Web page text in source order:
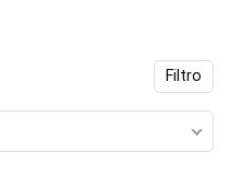
Filtro